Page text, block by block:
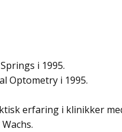
i 1995.
Optometry i 1995.
erfaring i klinikker